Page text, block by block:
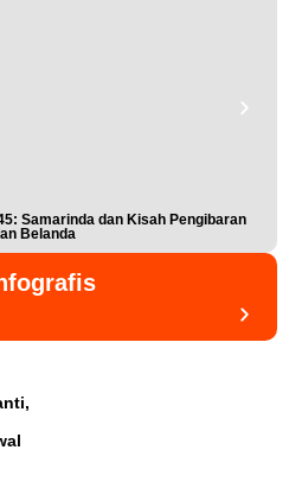
Samarinda dan Kisah Pengibaran
Belanda